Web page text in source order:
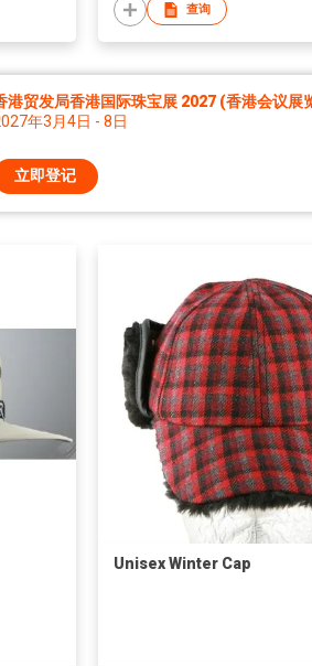
查询
港贸发局香港国际珠宝展 2027 (香港会议展
年3月4日 - 8日
立即登记
Unisex Winter Cap